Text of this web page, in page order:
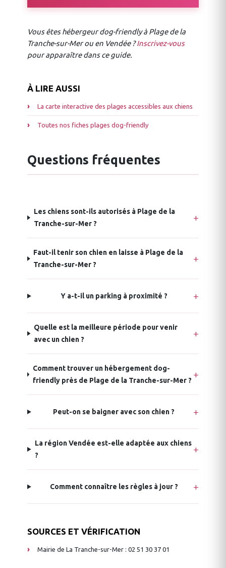
Vous êtes hébergeur dog-friendly à Plage de la
Tranche-sur-Mer ou en Vendée ?Inscrivez-vous
pour apparaître dans ce guide.
À LIRE AUSSI
La carte interactive des plages accessibles aux chiens
Toutes nos fiches plages dog-friendly
Questions fréquentes
Les chiens sont-ils autorisés à Plage de la
Tranche-sur-Mer ?
Faut-il tenir son chien en laisse à Plage de la
Tranche-sur-Mer ?
Y a-t-il un parking à proximité ?
Quelle est la meilleure période pour venir
avec un chien ?
Comment trouver un hébergement dog-
friendly près de Plage de la Tranche-sur-Mer ?
Peut-on se baigner avec son chien ?
La région Vendée est-elle adaptée aux chiens
?
Comment connaître les règles à jour ?
SOURCES ET VÉRIFICATION
Mairie de La Tranche-sur-Mer : 02 51 30 37 01